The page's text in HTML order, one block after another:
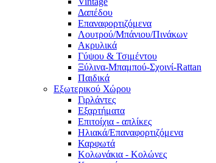
Δαπέδου
Επαναφορτιζόμενα
Λουτρού/Μπάνιου/Πινάκων
Ακρυλικά
Γύψου & Τσιμέντου
Ξύλινα-Μπαμπού-Σχοινί-Rattan
Παιδικά
Εξωτερικού Χώρου
Γιρλάντες
Εξαρτήματα
Επιτοίχια - απλίκες
Ηλιακά/Επαναφορτιζόμενα
Καρφωτά
Κολωνάκια - Κολώνες